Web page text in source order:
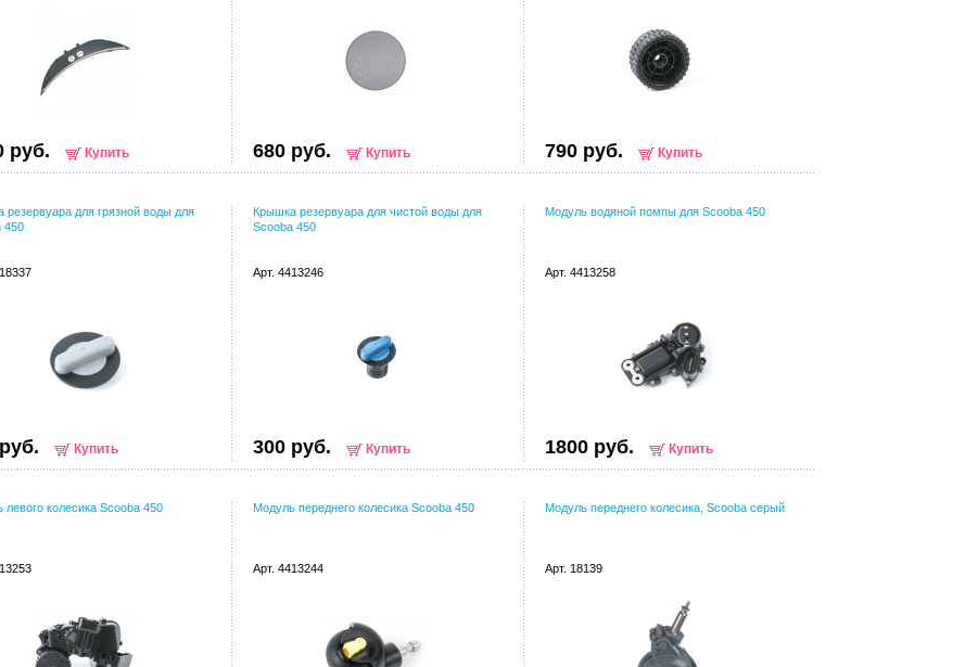
руб. Купить 680 руб. Купить 790 руб. Купить
резервуара для грязной воды для
450
Купить
Крышка резервуара для чистой воды для
Scooba 450
Арт. 4413246
300 руб. Купить
Модуль водяной помпы для Scooba 450
Арт. 4413258
1800 руб. Купить
левого колесика Scooba 450 Модуль переднего колесика Scooba 450
Арт. 4413244
Модуль переднего колесика, Scooba серый
Арт. 18139